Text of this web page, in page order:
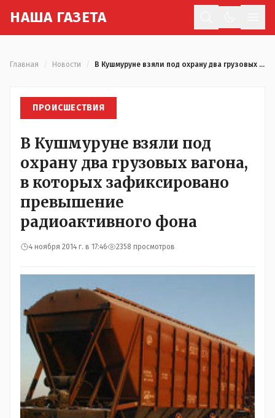
НАША ГАЗЕТА
Главная Новости В Кушмуруне взяли под охрану два грузовых вагона, в которых зафиксировано превышение радиоактивного фона
ПРОИСШЕСТВИЯ
В Кушмуруне взяли под
охрану два грузовых вагона,
в которых зафиксировано
превышение
радиоактивного фона
4 ноября 2014 г. в 17:46 2358 просмотров